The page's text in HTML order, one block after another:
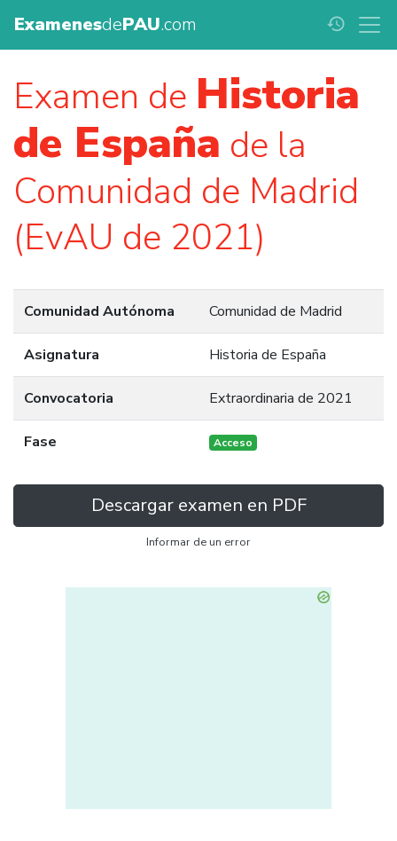
ExamenesdePAU.com history
Examen de Historia
de España de la
Comunidad de Madrid
(EvAU de 2021)
Comunidad Autónoma Comunidad de Madrid
Asignatura Historia de España
Convocatoria Extraordinaria de 2021
Fase Acceso
Descargar examen en PDF
Informar de un error